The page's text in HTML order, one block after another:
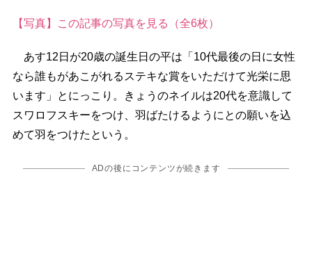
【写真】この記事の写真を見る（全6枚）
あす12日が20歳の誕生日の平は「10代最後の日に女性
なら誰もがあこがれるステキな賞をいただけて光栄に思
います」とにっこり。きょうのネイルは20代を意識して
スワロフスキーをつけ、羽ばたけるようにとの願いを込
めて羽をつけたという。
ADの後にコンテンツが続きます